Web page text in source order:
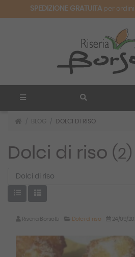
SPEDIZIONE GRATUITA per
BLOG DOLCI DI RISO
Dolci di riso (2)
Riseria Borsotti Dolci di riso 24/09/